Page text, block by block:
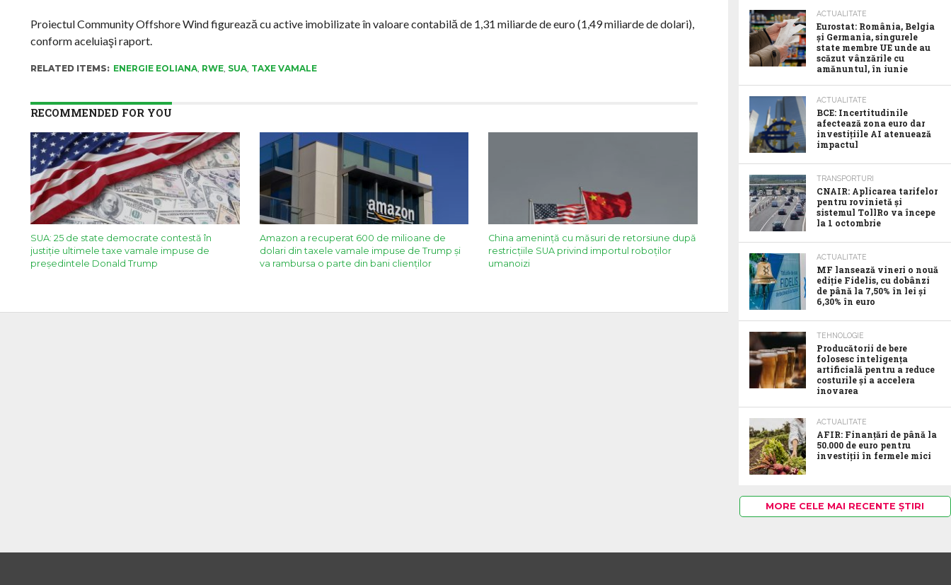
Proiectul Community Offshore Wind figurează cu active imobilizate în valoare contabilă de 1,31 miliarde de euro (1,49 miliarde de dolari),
conform aceluiaşi raport.
RELATED ITEMS: ENERGIE EOLIANA, RWE, SUA, TAXE VAMALE
RECOMMENDED FOR YOU
SUA: 25 de state democrate contestă în
justiție ultimele taxe vamale impuse de
președintele Donald Trump
Amazon a recuperat 600 de milioane de
dolari din taxele vamale impuse de Trump şi
va rambursa o parte din bani clienţilor
China ameninţă cu măsuri de retorsiune după
restricţiile SUA privind importul roboţilor
umanoizi
ACTUALITATE
Eurostat: România, Belgia
și Germania, singurele
state membre UE unde au
scăzut vânzările cu
amănuntul, în iunie
ACTUALITATE
BCE: Incertitudinile
afectează zona euro dar
investițiile AI atenuează
impactul
TRANSPORTURI
CNAIR: Aplicarea tarifelor
pentru rovinietă și
sistemul TollRo va începe
la 1 octombrie
ACTUALITATE
MF lansează vineri o nouă
ediție Fidelis, cu dobânzi
de până la 7,50% în lei și
6,30% în euro
TEHNOLOGIE
Producătorii de bere
folosesc inteligența
artificială pentru a reduce
costurile și a accelera
inovarea
ACTUALITATE
AFIR: Finanțări de până la
50.000 de euro pentru
investiții în fermele mici
MORE CELE MAI RECENTE ȘTIRI